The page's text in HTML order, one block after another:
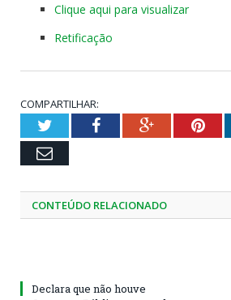
Clique aqui para visualizar
Retificação
COMPARTILHAR:
TwitterFacebookGoogle+
Email
CONTEÚDO RELACIONADO
Declara que não houve